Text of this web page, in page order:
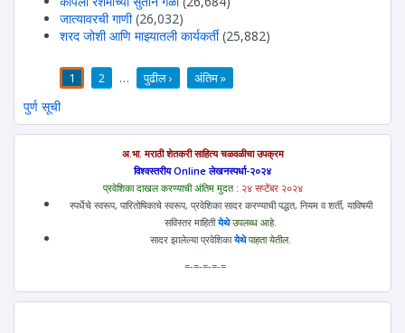
जात्यावरची गाणी (26,032)
शरद जोशी आणि माझ्यातली कार्यकर्ती (25,882)
1 2 … पुढील › अंतिम »
पुर्ण सूची
अ.भा. मराठी शेतकरी साहित्य चळवळीचा उपक्रम
विश्वस्तरीय Online लेखनस्पर्धा-२०२४
प्रवेशिका दाखल करण्याची अंतिम मुदत : २४ सप्टेंबर २०२४
स्पर्धेचे स्वरूप, पारितोषिकाचे स्वरूप, प्रवेशिका सादर करण्याची पद्धत, नियम व शर्ती, याविषयी
सविस्तर माहितीयेथेउपलब्ध आहे.
सादर झालेल्या प्रवेशिकायेथेपाहता येतील.
=-=-=-=-=